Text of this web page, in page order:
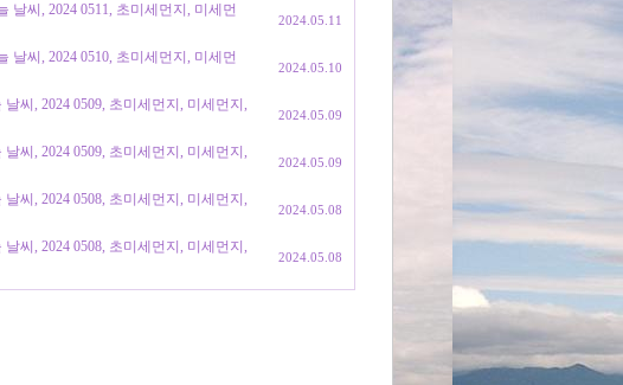
날씨, 2024 0511, 초미세먼지, 미세먼
2024.05.11
날씨, 2024 0510, 초미세먼지, 미세먼
2024.05.10
씨, 2024 0509, 초미세먼지, 미세먼지,
2024.05.09
씨, 2024 0509, 초미세먼지, 미세먼지,
2024.05.09
씨, 2024 0508, 초미세먼지, 미세먼지,
2024.05.08
씨, 2024 0508, 초미세먼지, 미세먼지,
2024.05.08